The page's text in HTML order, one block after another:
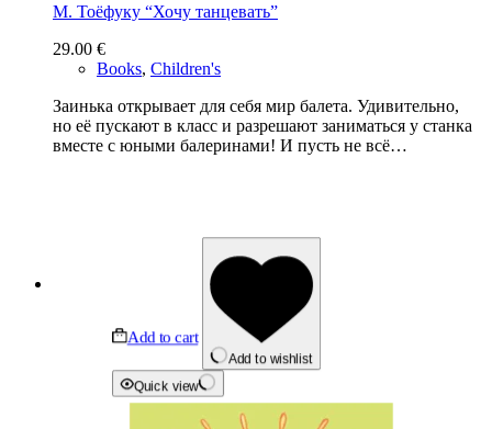
М. Тоёфуку “Хочу танцевать”
29.00 €
Books, Children's
Заинька открывает для себя мир балета. Удивительно,
но её пускают в класс и разрешают заниматься у станка
вместе с юными балеринами! И пусть не всё…
Add to cart
Add to wishlist
Quick view